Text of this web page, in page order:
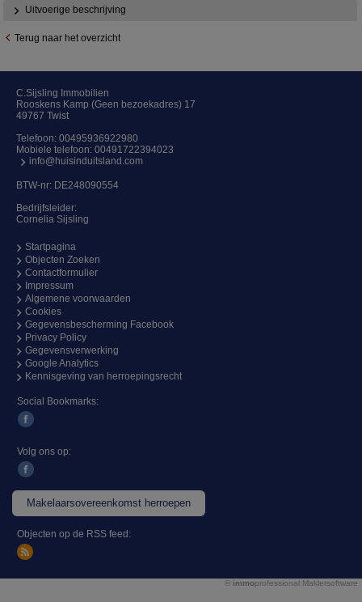
Uitvoerige beschrijving
Terug naar het overzicht
C.Sijsling Immobilien
Rooskens Kamp (Geen bezoekadres) 17
49767 Twist
Telefoon: 00495936922980
Mobiele telefoon: 00491722394023
info@huisinduitsland.com
BTW-nr: DE248090554
Bedrijfsleider:
Cornelia Sijsling
Startpagina
Objecten Zoeken
Contactformulier
Impressum
Algemene voorwaarden
Cookies
Gegevensbescherming Facebook
Privacy Policy
Gegevensverwerking
Google Analytics
Kennisgeving van herroepingsrecht
Social Bookmarks:
Volg ons op:
Makelaarsovereenkomst herroepen
Objecten op de RSS feed:
© immoprofessional Maklersoftware